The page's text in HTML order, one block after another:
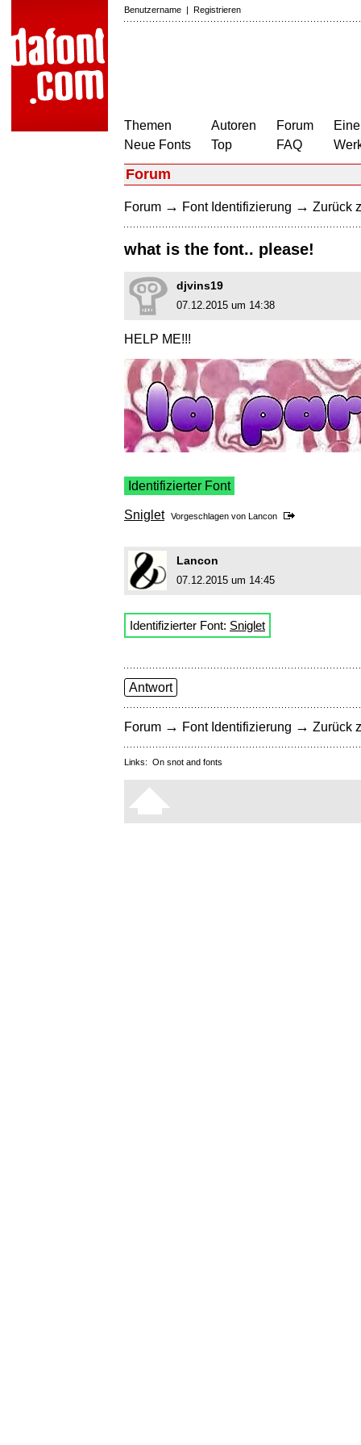
Benutzername | Registrieren
Themen
Neue Fonts
Autoren
Top
Forum
FAQ
Forum
Forum → Font Identifizierung → Zurück
what is the font.. please!
djvins19
07.12.2015 um 14:38
HELP ME!!!
Identifizierter Font
Sniglet Vorgeschlagen von Lancon
Lancon
07.12.2015 um 14:45
Identifizierter Font: Sniglet
Antwort
Forum → Font Identifizierung → Zurück
Links: On snot and fonts